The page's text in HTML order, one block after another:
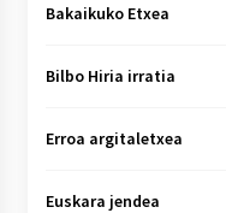
Bakaikuko Etxea
Bilbo Hiria irratia
Erroa argitaletxea
Euskara jendea